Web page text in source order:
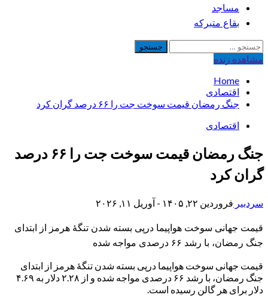
مساجد
بقاع متبرکه
جستجو
برای:
مشاهده‌ زنده
Home
اقتصادی
جنگ رمضان قیمت سوخت جت را ۶۶ درصد گران کرد
اقتصادی
جنگ رمضان قیمت سوخت جت را ۶۶ درصد
گران کرد
سردبیر فروردین ۲۲, ۱۴۰۵ - آوریل ۱۱, ۲۰۲۶
قیمت جهانی سوخت هواپیما درپی بسته شدن تنگهٔ هرمز از ابتدای
جنگ رمضان، با رشد ۶۶ درصدی مواجه شده
قیمت جهانی سوخت هواپیما درپی بسته شدن تنگهٔ هرمز از ابتدای
جنگ رمضان، با رشد ۶۶ درصدی مواجه شده و از ۲.۲۸ دلار به ۴.۶۹
دلار برای هر گالن رسیده است.